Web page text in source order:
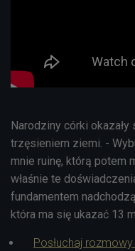
Narodziny córki
trzęsieniem ziemi. -
mnie ruinę, którą potem
właśnie te
fundamentem
która ma się ukazać 13
Posłuchaj